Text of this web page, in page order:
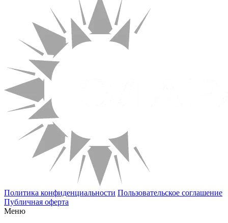
Политика конфиденциальности Пользовательское соглашение
Публичная оферта
Меню